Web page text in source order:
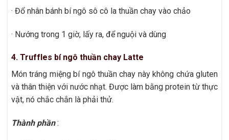
· Đổ nhân bánh bí ngô sô cô la thuần chay vào chảo
· Nướng trong 1 giờ, lấy ra, để nguội và dùng
4. Truffles bí ngô thuần chay Latte
Món tráng miệng bí ngô thuần chay này không chứa gluten
và thân thiện với nước nhạt. Được làm bằng protein từ thực
vật, nó chắc chắn là phải thử.
Thành phần: